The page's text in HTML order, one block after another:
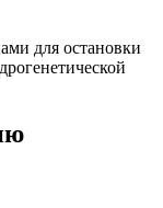
для остановки